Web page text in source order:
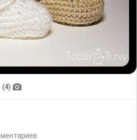
(4)